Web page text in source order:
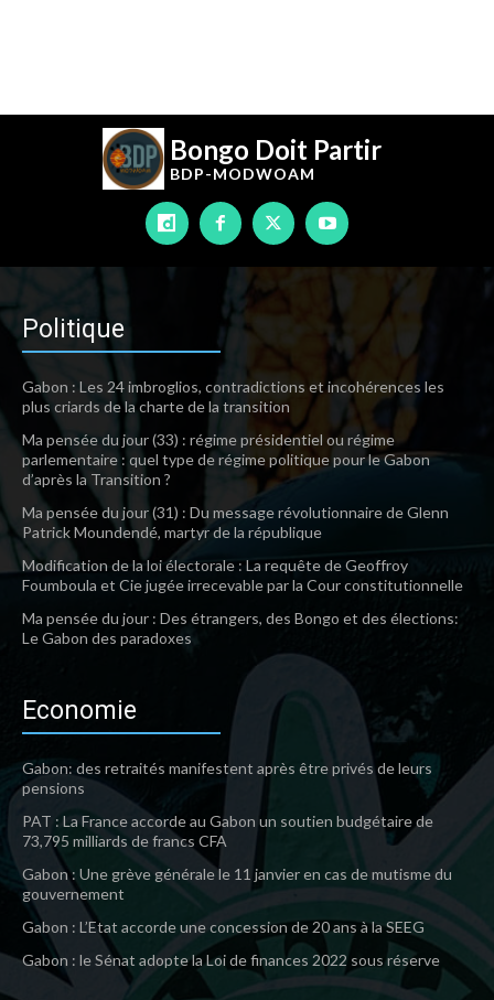
Bongo Doit Partir
BDP-MODWOAM
Politique
Gabon : Les 24 imbroglios, contradictions et incohérences les
plus criards de la charte de la transition
Ma pensée du jour (33) : régime présidentiel ou régime
parlementaire : quel type de régime politique pour le Gabon
d’après la Transition ?
Ma pensée du jour (31) : Du message révolutionnaire de Glenn
Patrick Moundendé, martyr de la république
Modification de la loi électorale : La requête de Geoffroy
Foumboula et Cie jugée irrecevable par la Cour constitutionnelle
Ma pensée du jour : Des étrangers, des Bongo et des élections:
Le Gabon des paradoxes
Economie
Gabon: des retraités manifestent après être privés de leurs
pensions
PAT : La France accorde au Gabon un soutien budgétaire de
73,795 milliards de francs CFA
Gabon : Une grève générale le 11 janvier en cas de mutisme du
gouvernement
Gabon : L’Etat accorde une concession de 20 ans à la SEEG
Gabon : le Sénat adopte la Loi de finances 2022 sous réserve